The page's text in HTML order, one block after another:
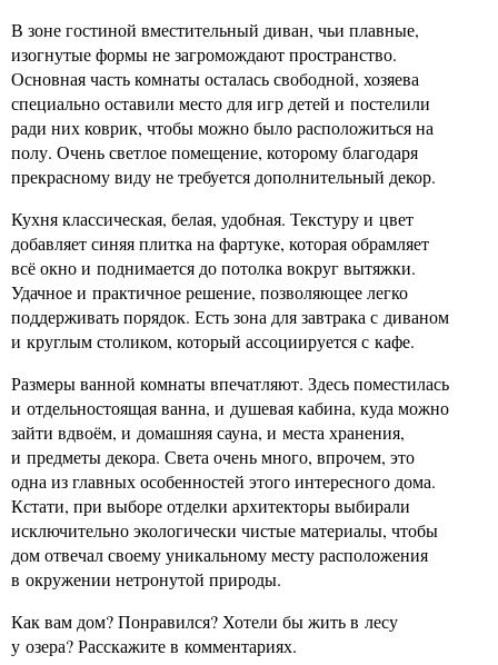
В зоне гостиной вместительный диван, чьи плавные,
изогнутые формы не загромождают пространство.
Основная часть комнаты осталась свободной, хозяева
специально оставили место для игр детей и постелили
ради них коврик, чтобы можно было расположиться на
полу. Очень светлое помещение, которому благодаря
прекрасному виду не требуется дополнительный декор.
Кухня классическая, белая, удобная. Текстуру и цвет
добавляет синяя плитка на фартуке, которая обрамляет
всё окно и поднимается до потолка вокруг вытяжки.
Удачное и практичное решение, позволяющее легко
поддерживать порядок. Есть зона для завтрака с диваном
и круглым столиком, который ассоциируется с кафе.
Размеры ванной комнаты впечатляют. Здесь поместилась
и отдельностоящая ванна, и душевая кабина, куда можно
зайти вдвоём, и домашняя сауна, и места хранения,
и предметы декора. Света очень много, впрочем, это
одна из главных особенностей этого интересного дома.
Кстати, при выборе отделки архитекторы выбирали
исключительно экологически чистые материалы, чтобы
дом отвечал своему уникальному месту расположения
в окружении нетронутой природы.
Как вам дом? Понравился? Хотели бы жить в лесу
у озера? Расскажите в комментариях.